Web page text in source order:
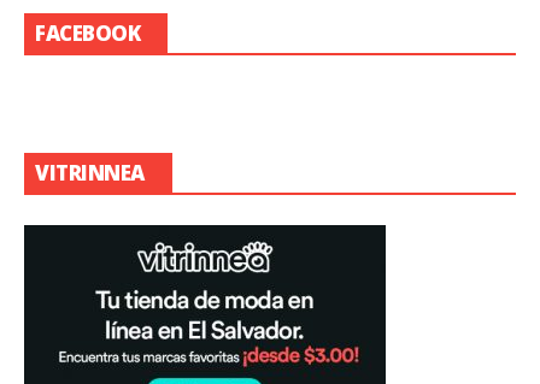
FACEBOOK
VITRINNEA